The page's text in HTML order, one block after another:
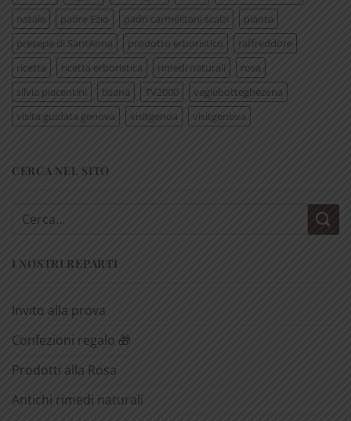
natale
padre Ezio padri carmelitani scalzi
pianta
presepe di SantAnna
prodotto erboristico
raffreddore
ricetta
ricetta erboristica rimedi naturali
rosa
silvia piacentini
tisana TV2000
vegiebotteghezena
visita guidata genova
visitgenoa visitgenova
CERCA NEL SITO
Cerca:
I NOSTRI REPARTI
Invito alla prova
Confezioni regalo 🎁
Prodotti alla Rosa
Antichi rimedi naturali